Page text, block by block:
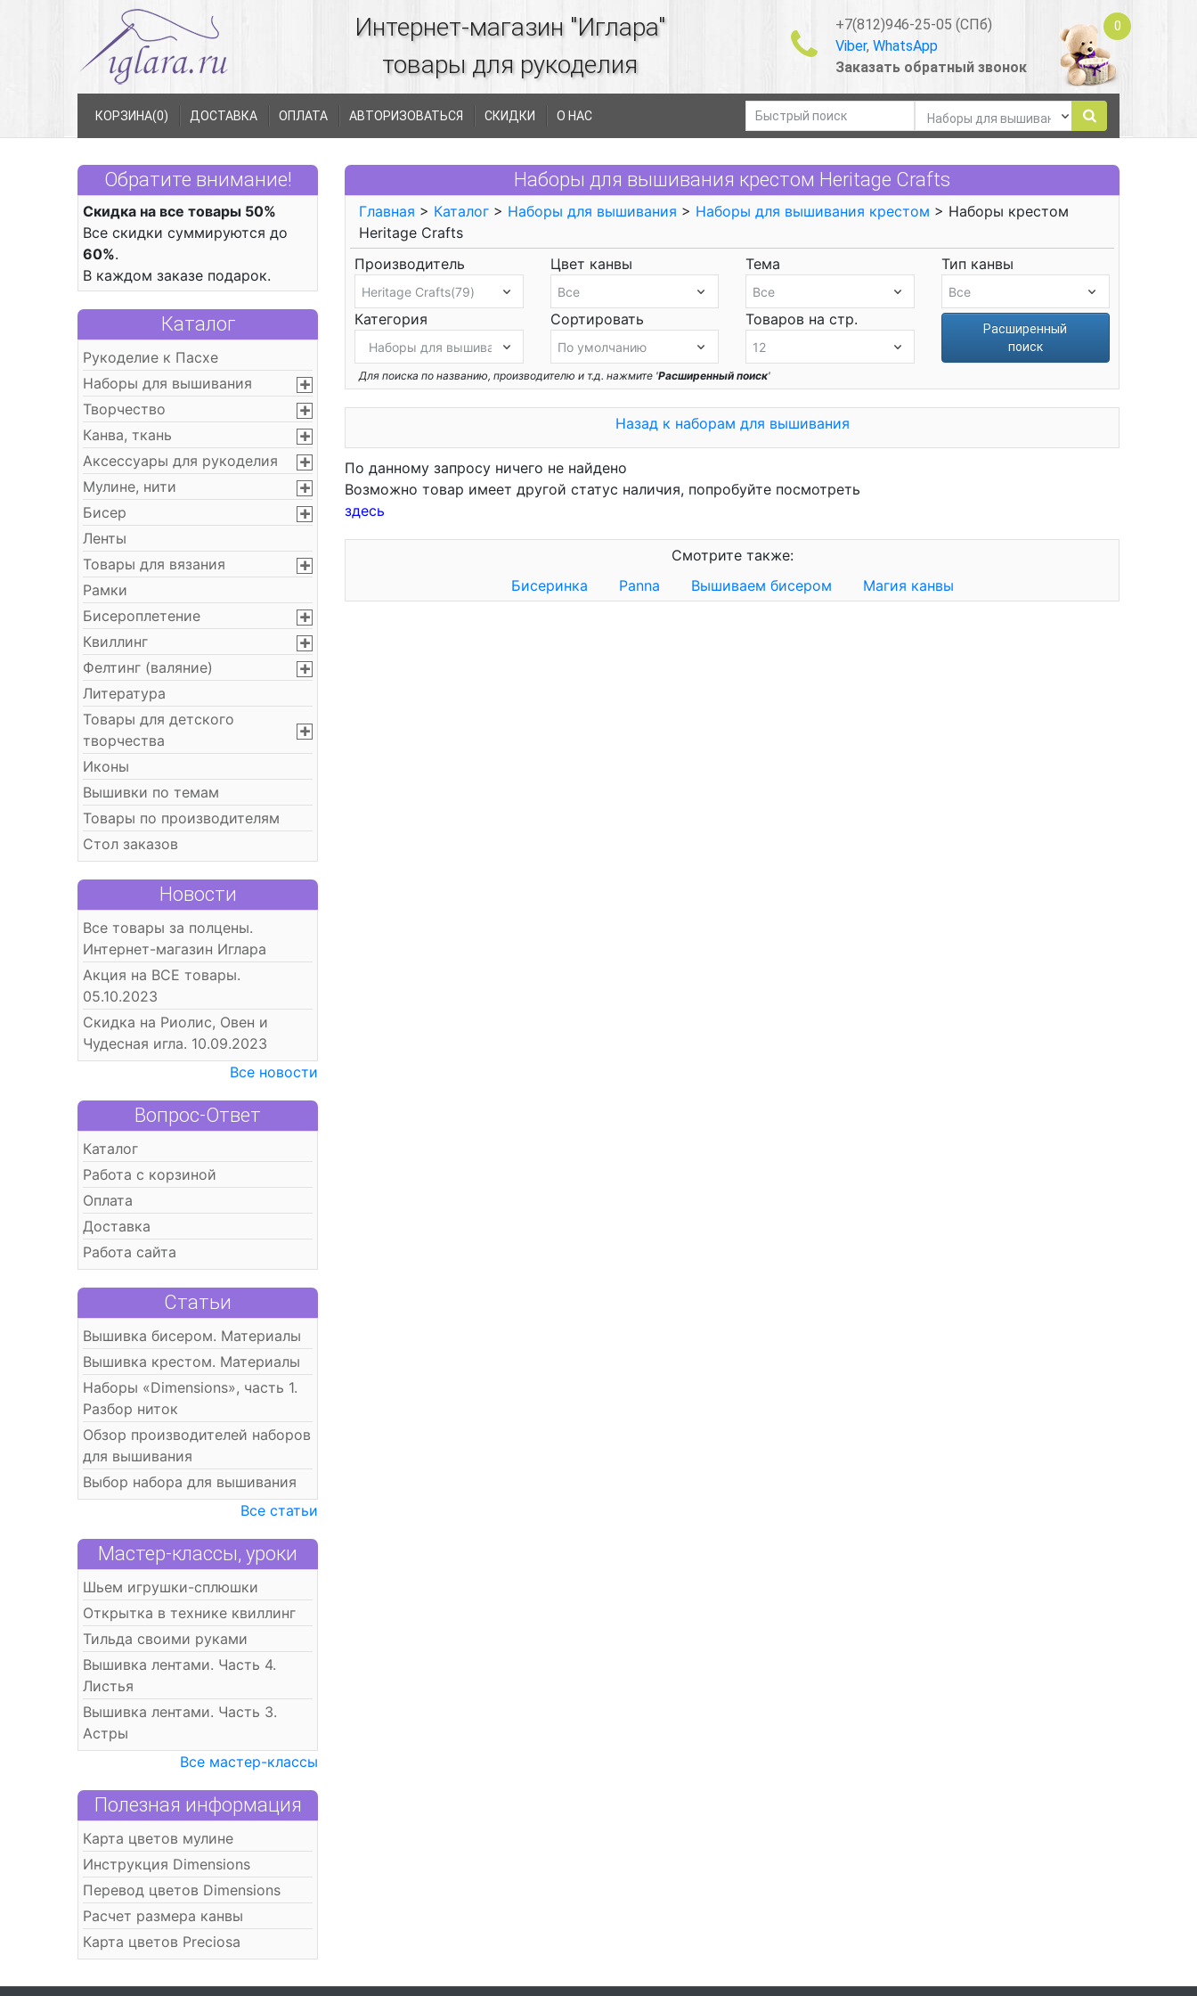
Интернет-магазин "Иглара"
товары для рукоделия
+7(812)946-25-05 (СПб)
Viber, WhatsApp
Заказать обратный звонок
0
КОРЗИНА(0) ДОСТАВКА ОПЛАТА АВТОРИЗОВАТЬСЯ СКИДКИ О НАС
Обратите внимание!
Скидка на все товары 50%
Все скидки суммируются до
60%.
В каждом заказе подарок.
Каталог
Рукоделие к Пасхе
Наборы для вышивания
Творчество
Канва, ткань
Аксессуары для рукоделия
Мулине, нити
Бисер
Ленты
Товары для вязания
Рамки
Бисероплетение
Квиллинг
Фелтинг (валяние)
Литература
Товары для детского
творчества
Иконы
Вышивки по темам
Товары по производителям
Стол заказов
Новости
Все товары за полцены.
Интернет-магазин Иглара
Акция на ВСЕ товары.
05.10.2023
Скидка на Риолис, Овен и
Чудесная игла. 10.09.2023
Все новости
Вопрос-Ответ
Каталог
Работа с корзиной
Оплата
Доставка
Работа сайта
Статьи
Вышивка бисером. Материалы
Вышивка крестом. Материалы
Наборы «Dimensions», часть 1.
Разбор ниток
Обзор производителей наборов
для вышивания
Выбор набора для вышивания
Все статьи
Мастер-классы, уроки
Шьем игрушки-сплюшки
Открытка в технике квиллинг
Тильда своими руками
Вышивка лентами. Часть 4.
Листья
Вышивка лентами. Часть 3.
Астры
Все мастер-классы
Полезная информация
Карта цветов мулине
Инструкция Dimensions
Перевод цветов Dimensions
Расчет размера канвы
Карта цветов Preciosa
Наборы для вышивания крестом Heritage Crafts
Главная > Каталог > Наборы для вышивания > Наборы для вышивания крестом > Наборы крестом
Heritage Crafts
Производитель
Цвет канвы Тема Тип канвы
Категория Сортировать Товаров на стр.
Расширенный
поиск
Для поиска по названию, производителю и т.д. нажмите 'Расширенный поиск'
Назад к наборам для вышивания
По данному запросу ничего не найдено
Возможно товар имеет другой статус наличия, попробуйте посмотреть
здесь
Смотрите также:
Бисеринка
Panna Вышиваем бисером Магия канвы